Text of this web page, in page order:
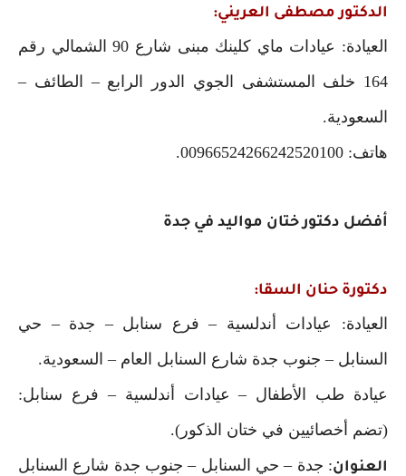
الدكتور مصطفى العريني:
العيادة: عيادات ماي كلينك مبنى شارع 90 الشمالي رقم
164 خلف المستشفى الجوي الدور الرابع – الطائف –
السعودية.
هاتف: 00966524266242520100.
أفضل دكتور ختان مواليد في جدة
دكتورة حنان السقا:
العيادة: عيادات أندلسية – فرع سنابل – جدة – حي
السنابل – جنوب جدة شارع السنابل العام – السعودية.
عيادة طب الأطفال – عيادات أندلسية – فرع سنابل:
(تضم أخصائيين في ختان الذكور).
العنوان: جدة – حي السنابل – جنوب جدة شارع السنابل